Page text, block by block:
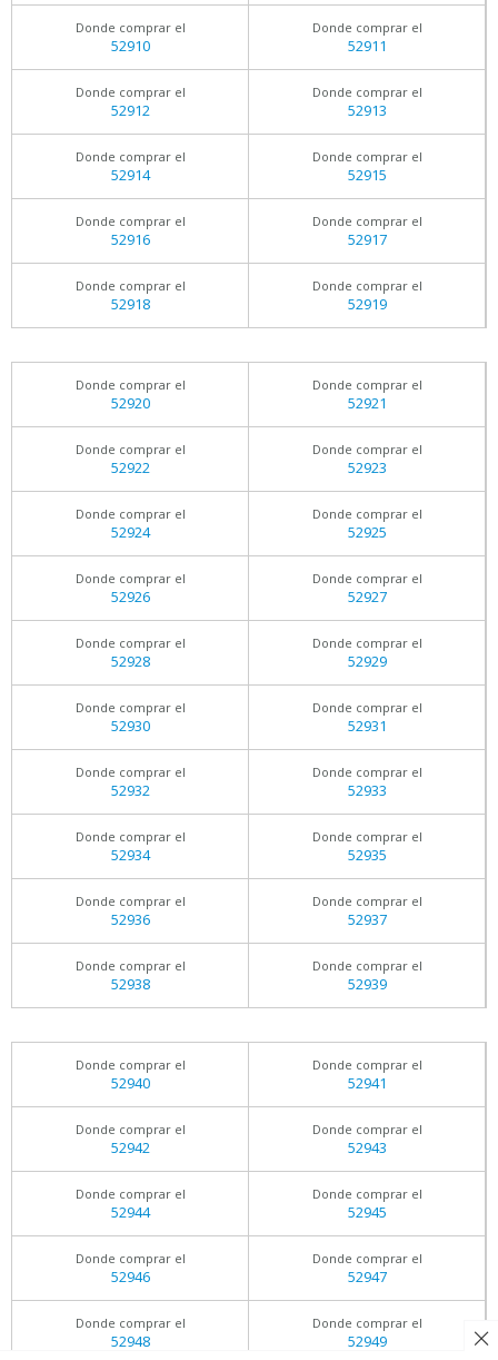
Donde comprar el
52910
Donde comprar el
52911
Donde comprar el
52912
Donde comprar el
52913
Donde comprar el
52914
Donde comprar el
52915
Donde comprar el
52916
Donde comprar el
52917
Donde comprar el
52918
Donde comprar el
52919
Donde comprar el
52920
Donde comprar el
52921
Donde comprar el
52922
Donde comprar el
52923
Donde comprar el
52924
Donde comprar el
52925
Donde comprar el
52926
Donde comprar el
52927
Donde comprar el
52928
Donde comprar el
52929
Donde comprar el
52930
Donde comprar el
52931
Donde comprar el
52932
Donde comprar el
52933
Donde comprar el
52934
Donde comprar el
52935
Donde comprar el
52936
Donde comprar el
52937
Donde comprar el
52938
Donde comprar el
52939
Donde comprar el
52940
Donde comprar el
52941
Donde comprar el
52942
Donde comprar el
52943
Donde comprar el
52944
Donde comprar el
52945
Donde comprar el
52946
Donde comprar el
52947
Donde comprar el
52948
Donde comprar el
52949